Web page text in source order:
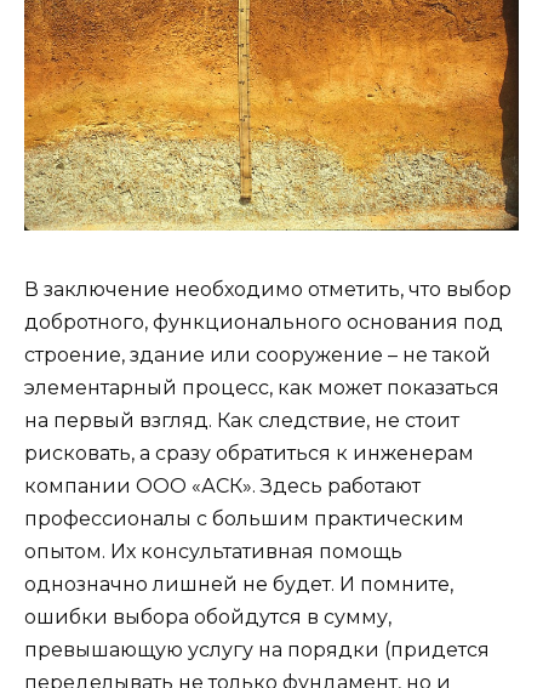
В заключение необходимо отметить, что выбор
добротного, функционального основания под
строение, здание или сооружение – не такой
элементарный процесс, как может показаться
на первый взгляд. Как следствие, не стоит
рисковать, а сразу обратиться к инженерам
компании ООО «АСК». Здесь работают
профессионалы с большим практическим
опытом. Их консультативная помощь
однозначно лишней не будет. И помните,
ошибки выбора обойдутся в сумму,
превышающую услугу на порядки (придется
переделывать не только фундамент, но и